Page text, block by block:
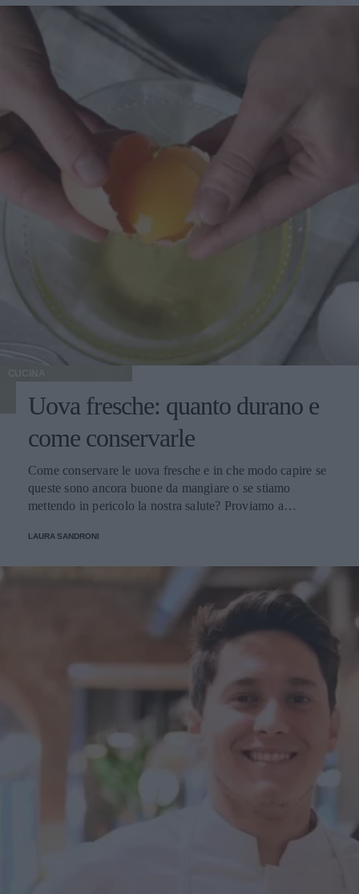
CUCINA
Uova fresche: quanto durano e
come conservarle
Come conservare le uova fresche e in che modo capire se
queste sono ancora buone da mangiare o se stiamo
mettendo in pericolo la nostra salute? Proviamo a
LAURA SANDRONI